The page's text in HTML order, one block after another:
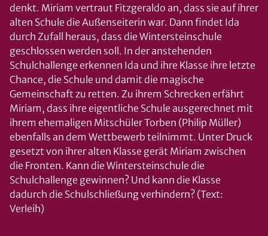
denkt. Miriam vertraut Fitzgeraldo an, dass sie auf ihrer
alten Schule die Außenseiterin war. Dann findet Ida
durch Zufall heraus, dass die Wintersteinschule
geschlossen werden soll. In der anstehenden
Schulchallenge erkennen Ida und ihre Klasse ihre letzte
Chance, die Schule und damit die magische
Gemeinschaft zu retten. Zu ihrem Schrecken erfährt
Miriam, dass ihre eigentliche Schule ausgerechnet mit
ihrem ehemaligen Mitschüler Torben (Philip Müller)
ebenfalls an dem Wettbewerb teilnimmt. Unter Druck
gesetzt von ihrer alten Klasse gerät Miriam zwischen
die Fronten. Kann die Wintersteinschule die
Schulchallenge gewinnen? Und kann die Klasse
dadurch die Schulschließung verhindern? (Text:
Verleih)